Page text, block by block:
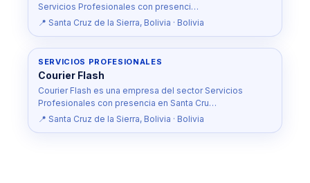
Servicios Profesionales con presenci…
📍 Santa Cruz de la Sierra, Bolivia · Bolivia
SERVICIOS PROFESIONALES
Courier Flash
Courier Flash es una empresa del sector Servicios
Profesionales con presencia en Santa Cru…
📍 Santa Cruz de la Sierra, Bolivia · Bolivia